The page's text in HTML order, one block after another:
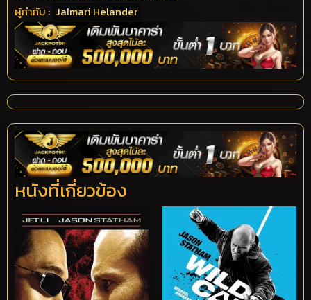
ผู้กำกับ : Jalmari Helander
หนังที่เกี่ยวข้อง